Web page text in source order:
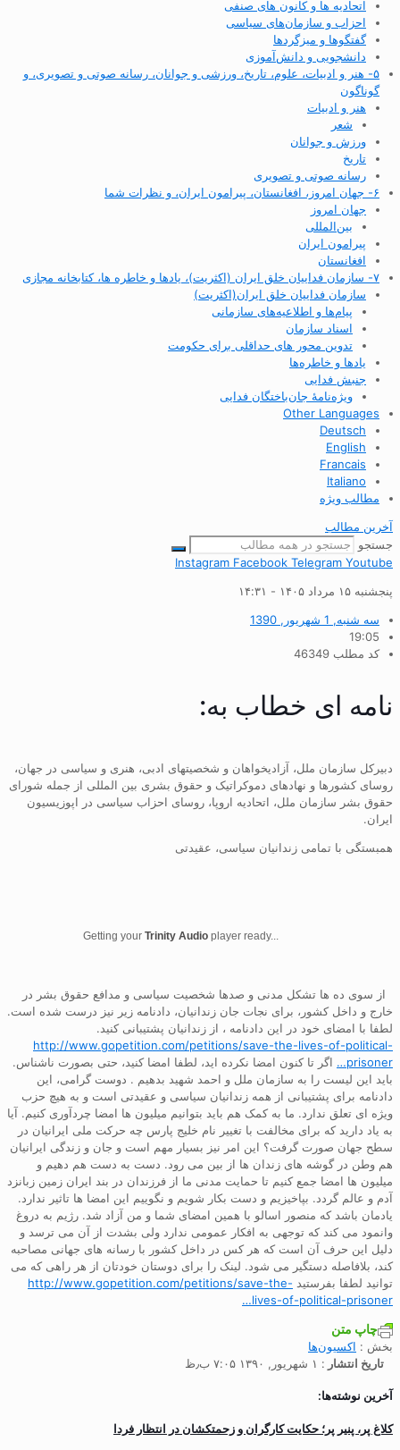
اتحادیه ها و کانون های صنفی
احزاب و سازمان‌های سیاسی
گفتگوها و میزگردها
دانشجویی و دانش‌آموزی
۵- هنر و ادبیات، علوم، تاریخ، ورزشی و جوانان، رسانه صوتی و تصویری، و
گوناگون
هنر و ادبیات
شعر
ورزش و جوانان
تاریخ
رسانه صوتی و تصویری
۶- جهان امروز، افغانستان، پیرامون ایران، و نظرات شما
جهان امروز
بین‌المللی
پیرامون ایران
افغانستان
۷- سازمان فداییان خلق ایران (اکثریت)، یادها و خاطره ها، کتابخانه مجازی
سازمان فداییان خلق ایران(اکثریت)
پیام‌ها و اطلاعیه‌های سازمانی
اسناد سازمان
تدوین محور های حداقلی برای حکومت
یادها و خاطره‌ها
جنبش فدایی
ویژه‌نامهٔ جان‌باختگان فدایی
Other Languages
Deutsch
English
Francais
Italiano
مطالب ویژه
آخرین مطالب
جستجو
Instagram Facebook Telegram Youtube
پنجشنبه ۱۵ مرداد ۱۴۰۵ - ۱۴:۳۱
سه شنبه, 1 شهریور, 1390
19:05
کد مطلب 46349
نامه ای خطاب به:
دبیرکل سازمان ملل، آزادیخواهان و شخصیتهای ادبی، هنری و سیاسی در جهان،
روسای کشورها و نهادهای دموکراتیک و حقوق بشری بین المللی از جمله شورای
حقوق بشر سازمان ملل، اتحادیه اروپا، روسای احزاب سیاسی در اپوزیسیون
ایران.
همبستگی با تمامی زندانیان سیاسی، عقیدتی
Getting yourTrinity Audio player ready...
از سوی ده ها تشکل مدنی و صدها شخصیت سیاسی و مدافع حقوق بشر در
خارج و داخل کشور، برای نجات جان زندانیان، دادنامه زیر نیز درست شده است.
لطفا با امضای خود در این دادنامه ، از زندانیان پشتیبانی کنید.
http://www.gopetition.com/petitions/save-the-lives-of-political-
prisoner…
اگر تا کنون امضا نکرده اید، لطفا امضا کنید، حتی بصورت ناشناس.
باید این لیست را به سازمان ملل و احمد شهید بدهیم . دوست گرامی، این
دادنامه برای پشتیبانی از همه زندانیان سیاسی و عقیدتی است و به هیچ حزب
ویژه ای تعلق ندارد. ما به کمک هم باید بتوانیم میلیون ها امضا چردآوری کنیم. آیا
به یاد دارید که برای مخالفت با تغییر نام خلیج پارس چه حرکت ملی ایرانیان در
سطح جهان صورت گرفت؟ این امر نیز بسیار مهم است و جان و زندگی ایرانیان
هم وطن در گوشه های زندان ها از بین می رود. دست به دست هم دهیم و
میلیون ها امضا جمع کنیم تا حمایت مدنی ما از فرزندان در بند ایران زمین زبانزد
آدم و عالم گردد. بپاخیزیم و دست بکار شویم و نگوییم این امضا ها تاثیر ندارد.
یادمان باشد که منصور اسالو با همین امضای شما و من آزاد شد. رژیم به دروغ
وانمود می کند که توجهی به افکار عمومی ندارد ولی بشدت از آن می ترسد و
دلیل این حرف آن است که هر کس در داخل کشور با رسانه های جهانی مصاحبه
کند، بلافاصله دستگیر می شود. لینک را برای دوستان خودتان از هر راهی که می
توانید لطفا بفرستید http://www.gopetition.com/petitions/save-the-
lives-of-political-prisoner…
چاپ متن
بخش : اکسیون‌ها
تاریخ انتشار : ۱ شهریور, ۱۳۹۰ ۷:۰۵ ب٫ظ
آخرین نوشته‌ها:
کلاغ پر، پنیر پر؛ حکایت کارگران و زحمتکشان در انتظار فردا